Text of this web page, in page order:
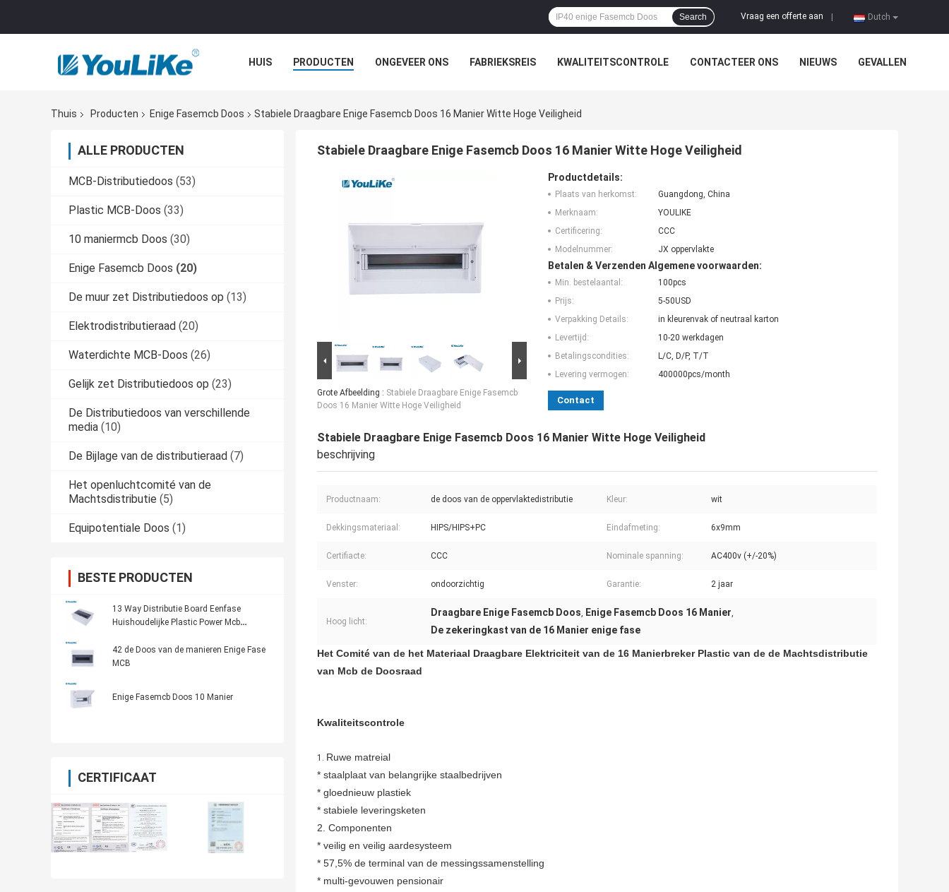
Dutch
Vraag een offerte aan
Search
HUIS PRODUCTEN ONGEVEER ONS FABRIEKSREIS KWALITEITSCONTROLE CONTACTEER ONS NIEUWS GEVALLEN
Thuis Producten Enige Fasemcb Doos Stabiele Draagbare Enige Fasemcb Doos 16 Manier Witte Hoge Veiligheid
ALLE PRODUCTEN
MCB-Distributiedoos (53)
Plastic MCB-Doos (33)
10 maniermcb Doos (30)
Enige Fasemcb Doos (20)
De muur zet Distributiedoos op (13)
Elektrodistributieraad (20)
Waterdichte MCB-Doos (26)
Gelijk zet Distributiedoos op (23)
De Distributiedoos van verschillende
media (10)
De Bijlage van de distributieraad (7)
Het openluchtcomité van de
Machtsdistributie (5)
Equipotentiale Doos (1)
BESTE PRODUCTEN
13 Way Distributie Board Eenfase
Huishoudelijke Plastic Power Mcb
42 de Doos van de manieren Enige Fase
MCB
Enige Fasemcb Doos 10 Manier
CERTIFICAAT
Stabiele Draagbare Enige Fasemcb Doos 16 Manier Witte Hoge Veiligheid
Grote Afbeelding : Stabiele Draagbare Enige Fasemcb
Doos 16 Manier Witte Hoge Veiligheid
Productdetails:
Plaats van herkomst:
Guangdong, China
Merknaam:
YOULIKE
Certificering:
CCC
Modelnummer:
JX oppervlakte
Betalen & Verzenden Algemene voorwaarden:
Min. bestelaantal:
100pcs
Prijs:
5-50USD
Verpakking Details:
in kleurenvak of neutraal karton
Levertijd:
10-20 werkdagen
Betalingscondities:
L/C, D/P, T/T
Levering vermogen:
400000pcs/month
Contact
Stabiele Draagbare Enige Fasemcb Doos 16 Manier Witte Hoge Veiligheid
beschrijving
Productnaam: de doos van de oppervlaktedistributie Kleur: wit
Dekkingsmateriaal: HIPS/HIPS+PC Eindafmeting: 6x9mm
Certifiacte: CCC Nominale spanning: AC400v (+/-20%)
Venster: ondoorzichtig Garantie: 2 jaar
Hoog licht:
Draagbare Enige Fasemcb Doos, Enige Fasemcb Doos 16 Manier,
De zekeringkast van de 16 Manier enige fase
Het Comité van de het Materiaal Draagbare Elektriciteit van de 16 Manierbreker Plastic van de de Machtsdistributie
van Mcb de Doosraad
Kwaliteitscontrole
1. Ruwe matreial
* staalplaat van belangrijke staalbedrijven
* gloednieuw plastiek
* stabiele leveringsketen
2. Componenten
* veilig en veilig aardesysteem
* 57,5% de terminal van de messingssamenstelling
* multi-gevouwen pensionair